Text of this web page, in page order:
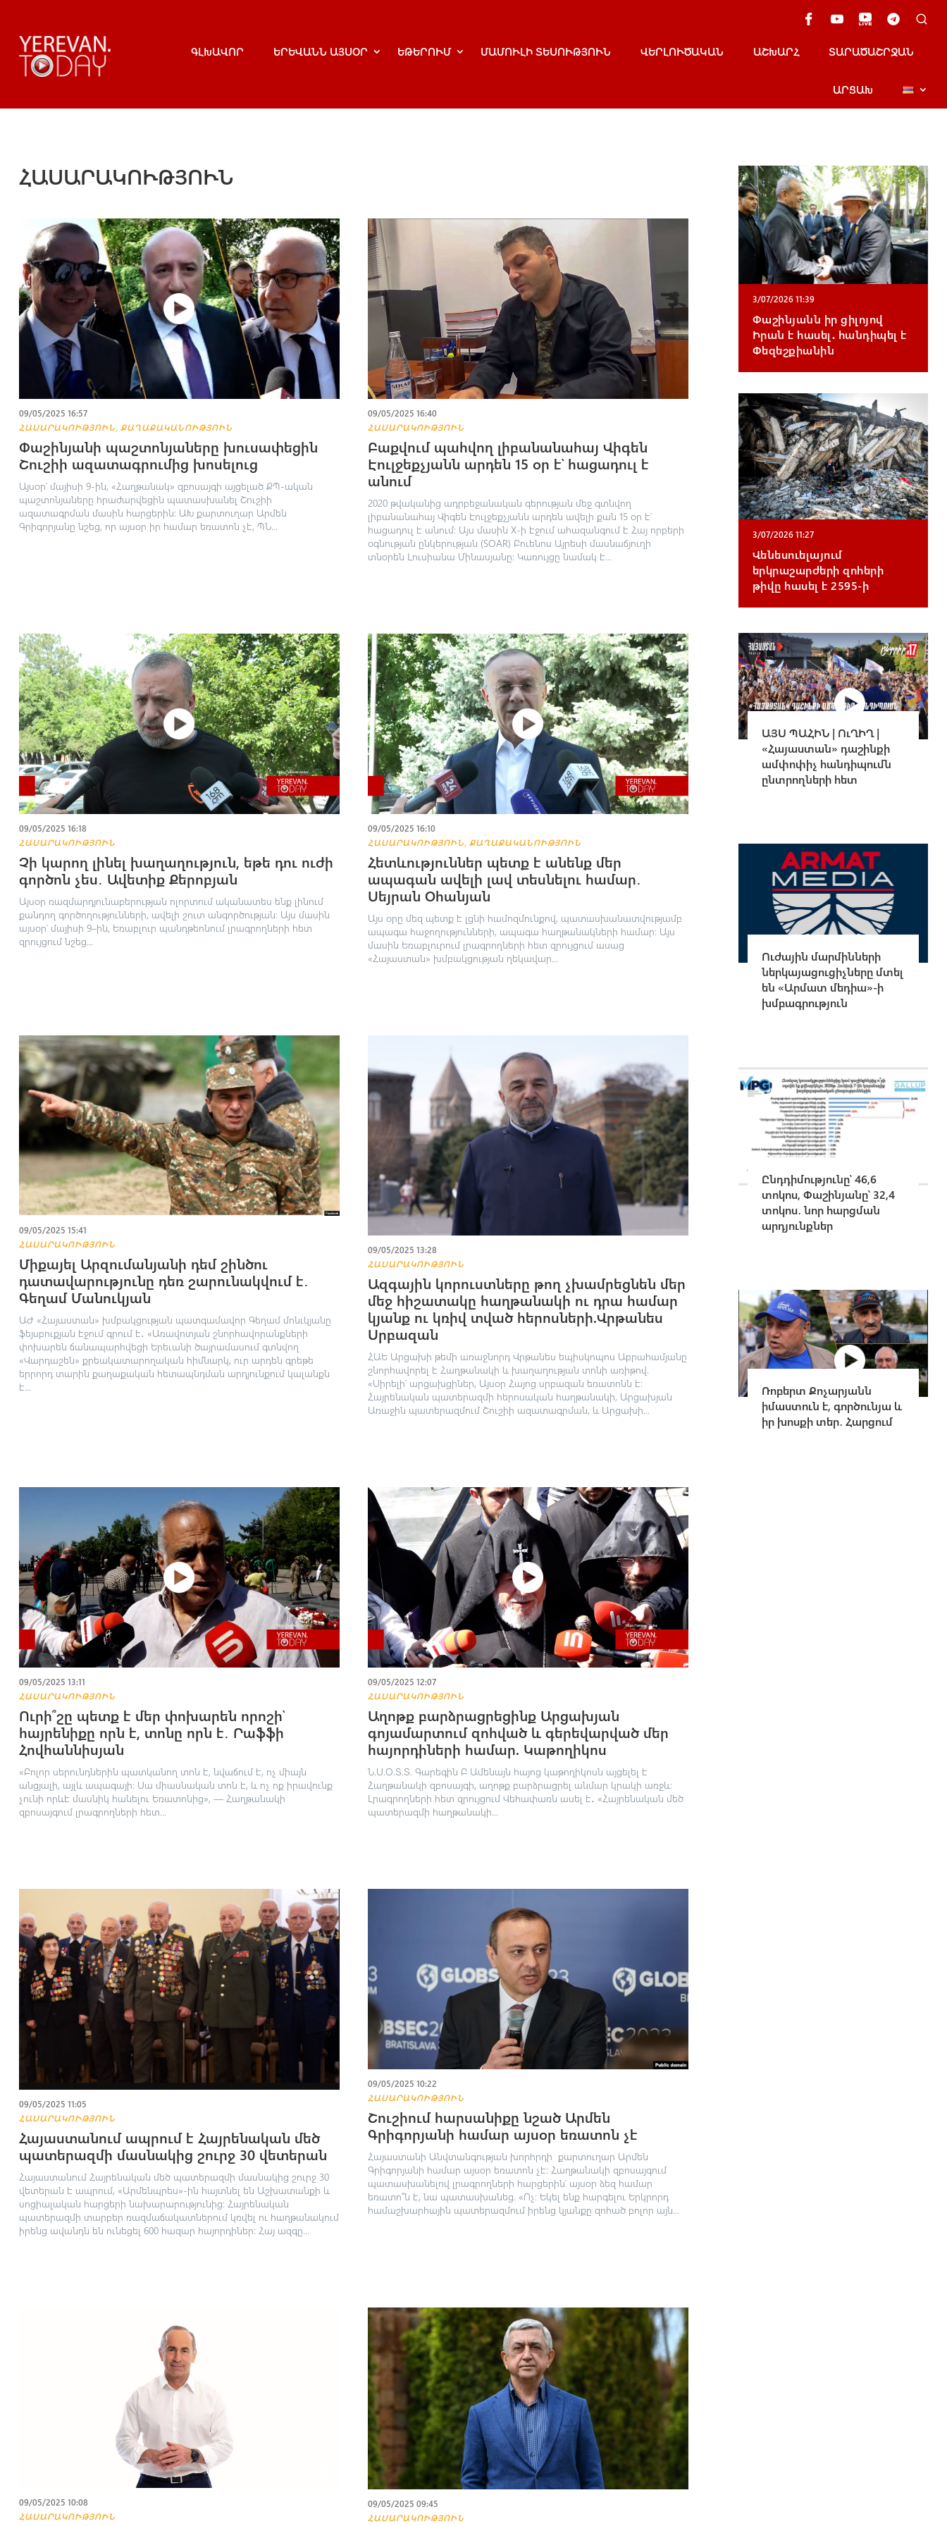
ԳԼԽԱՎՈՐ ԵՐԵՎԱՆՆ ԱՅՍՕՐ ԵԹԵՐՈՒՄ ՄԱՄՈՒԼԻ ՏԵՍՈՒԹՅՈՒՆ ՎԵՐԼՈՒԾԱԿԱՆ ԱՇԽԱՐՀ ՏԱՐԱԾԱՇՐՋԱՆ
ԱՐՑԱԽ
ՀԱՍԱՐԱԿՈՒԹՅՈՒՆ
09/05/2025 16:57
ՀԱՍԱՐԱԿՈՒԹՅՈՒՆ, ՔԱՂԱՔԱԿԱՆՈՒԹՅՈՒՆ
Փաշինյանի պաշտոնյաները խուսափեցին
Շուշիի ազատագրումից խոսելուց
Այսօր՝ մայիսի 9-ին, «Հաղթանակ» զբոսայգի այցելած ՔՊ-ական
պաշտոնյաները հրաժարվեցին պատասխանել Շուշիի
ազատագրման մասին հարցերին: ԱԽ քարտուղար Արմեն
Գրիգորյանը նշեց, որ այսօր իր համար եռատոն չէ, ՊՆ...
09/05/2025 16:40
ՀԱՍԱՐԱԿՈՒԹՅՈՒՆ
Բաքվում պահվող լիբանանահայ Վիգեն
Էուլջեքչյանն արդեն 15 օր է՝ հացադուլ է
անում
2020 թվականից ադրբեջանական գերության մեջ գտնվող
լիբանանահայ Վիգեն Էուլջեքչյանն արդեն ավելի քան 15 օր է՝
հացադուլ է անում։ Այս մասին X-ի էջում ահազանգում է Հայ որբերի
օգնության ընկերության (SOAR) Բուենոս Այրեսի մասնաճյուղի
տնօրեն Լուսիանա Մինասյանը: Կառույցը նամակ է...
09/05/2025 16:18
ՀԱՍԱՐԱԿՈՒԹՅՈՒՆ
Չի կարող լինել խաղաղություն, եթե դու ուժի
գործոն չես․ Ավետիք Քերոբյան
Այսօր ռազմարդյունաբերության ոլորտում ականատես ենք լինում
քանդող գործողությունների, ավելի շուտ անգործության։ Այս մասին
այսօր՝ մայիսի 9–ին, Եռաբլուր պանդթեոնում լրագրողների հետ
զրույցում նշեց...
09/05/2025 16:10
ՀԱՍԱՐԱԿՈՒԹՅՈՒՆ, ՔԱՂԱՔԱԿԱՆՈՒԹՅՈՒՆ
Հետևություններ պետք է անենք մեր
ապագան ավելի լավ տեսնելու համար․
Սեյրան Օհանյան
Այս օրը մեզ պետք է լցնի համոզմունքով, պատասխանատվությամբ
ապագա հաջողությունների, ապագա հաղթանակների համար։ Այս
մասին Եռաբլուրում լրագրողների հետ զրույցում ասաց
«Հայաստան» խմբակցության ղեկավար...
09/05/2025 15:41
ՀԱՍԱՐԱԿՈՒԹՅՈՒՆ
Միքայել Արզումանյանի դեմ շինծու
դատավարությունը դեռ շարունակվում է․
Գեղամ Մանուկյան
ԱԺ «Հայաստան» խմբակցության պատգամավոր Գեղամ մոնւկյանը
ֆեյսբուքյան էջում գրում է․ «Առավոտյան շնորհավորանքների
փոխարեն ճանապարհվեցի Երեւանի ծայրամասում գտնվող
«Վարդաշեն» քրեակատարողական հիմնարկ, ուր արդեն գրեթե
երրորդ տարին քաղաքական հետապնդման արդյունքում կալանքն
է...
09/05/2025 13:28
ՀԱՍԱՐԱԿՈՒԹՅՈՒՆ
Ազգային կորուստները թող չխամրեցնեն մեր
մեջ հիշատակը հաղթանակի ու դրա համար
կյանք ու կռիվ տված հերոսների.Վրթանես
Սրբազան
ՀԱԵ Արցախի թեմի առաջնորդ Վրթանես եպիսկոպոս Աբրահամյանը
շնորհավորել է Հաղթանակի և խաղաղության տոնի առիթով.
«Սիրելի՛ արցախցիներ, Այսօր Հայոց սրբազան եռատոնն է։
Հայրենական պատերազմի հերոսական հաղթանակի, Արցախյան
Առաջին պատերազմում Շուշիի ազատագրման, և Արցախի...
09/05/2025 13:11
ՀԱՍԱՐԱԿՈՒԹՅՈՒՆ
Ուրի՞շը պետք է մեր փոխարեն որոշի՝
հայրենիքը որն է, տոնը որն է․ Րաֆֆի
Հովհաննիսյան
«Բոլոր սերունդներին պատկանող տոն է, նվաճում է, ոչ միայն
անցյալի, այլև ապագայի։ Սա միասնական տոն է, և ոչ ոք իրավունք
չունի որևէ մասնիկ հանելու Եռատոնից», — Հաղթանակի
զբոսայգում լրագրողների հետ...
09/05/2025 12:07
ՀԱՍԱՐԱԿՈՒԹՅՈՒՆ
Աղոթք բարձրացրեցինք Արցախյան
գոյամարտում զոհված և գերեվարված մեր
հայորդիների համար. Կաթողիկոս
Ն.Ս.Օ.Տ.Տ. Գարեգին Բ Ամենայն հայոց կաթողիկոսն այցելել է
Հաղթանակի զբոսայգի, աղոթք բարձրացրել անմար կրակի առջև։
Լրագրողների հետ զրույցում Վեհափառն ասել է․ «Հայրենական մեծ
պատերազմի հաղթանակի...
09/05/2025 11:05
ՀԱՍԱՐԱԿՈՒԹՅՈՒՆ
Հայաստանում ապրում է Հայրենական մեծ
պատերազմի մասնակից շուրջ 30 վետերան
Հայաստանում Հայրենական մեծ պատերազմի մասնակից շուրջ 30
վետերան է ապրում, «Արմենպրես»-ին հայտնել են Աշխատանքի և
սոցիալական հարցերի նախարարությունից: Հայրենական
պատերազմի տարբեր ռազմաճակատներում կռվել ու հաղթանակում
իրենց ավանդն են ունեցել 600 հազար հայորդիներ: Հայ ազգը...
09/05/2025 10:22
ՀԱՍԱՐԱԿՈՒԹՅՈՒՆ
Շուշիում հարսանիքը նշած Արմեն
Գրիգորյանի համար այսօր եռատոն չէ
Հայաստանի Անվտանգության խորհրդի քարտուղար Արմեն
Գրիգորյանի համար այսօր եռատոն չէ։ Հաղթանակի զբոսայգում
պատասխանելով լրագրողների հարցերին՝ այսօր ձեզ համար
եռատո՞ն է, նա պատասխանեց. «Ոչ։ Եկել ենք հարգելու Երկրորդ
համաշխարհային պատերազմում իրենց կյանքը զոհած բոլոր այն...
09/05/2025 10:08
ՀԱՍԱՐԱԿՈՒԹՅՈՒՆ
09/05/2025 09:45
ՀԱՍԱՐԱԿՈՒԹՅՈՒՆ
3/07/2026 11:39
Փաշինյանն իր ցիլոյով
Իրան է հասել․ հանդիպել է
Փեզեշքիանին
3/07/2026 11:27
Վենեսուելայում
երկրաշարժերի զոհերի
թիվը հասել է 2595-ի
ԱՅՍ ՊԱՀԻՆ | ՈւՂԻՂ |
«Հայաստան» դաշինքի
ամփոփիչ հանդիպումն
ընտրողների հետ
Ուժային մարմինների
ներկայացուցիչները մտել
են «Արմատ մեդիա»-ի
խմբագրություն
Ընդդիմությունը՝ 46,6
տոկոս, Փաշինյանը՝ 32,4
տոկոս․ նոր հարցման
արդյունքներ
Ռոբերտ Քոչարյանն
իմաստուն է, գործունյա և
իր խոսքի տեր․ Հարցում